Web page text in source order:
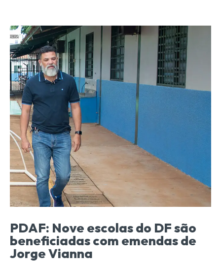
PDAF: Nove escolas do DF são
beneficiadas com emendas de
Jorge Vianna